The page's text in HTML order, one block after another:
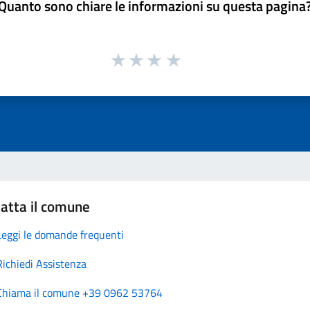
sono chiare le informazioni su questa
il comune
le domande frequenti
Assistenza
il comune +39 0962 53764